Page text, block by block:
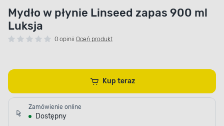
Mydło w płynie Linseed zapas 900 ml
Luksja
0 opinii Oceń produkt
Kup teraz
Zamówienie online
Dostępny